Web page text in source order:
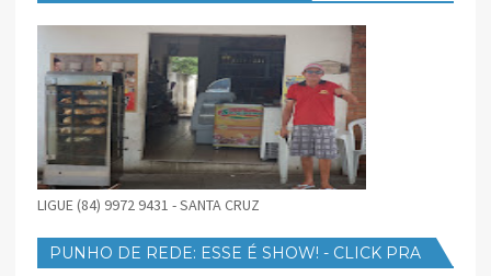
LIGUE (84) 9972 9431 - SANTA CRUZ
PUNHO DE REDE: ESSE É SHOW! - CLICK PRA